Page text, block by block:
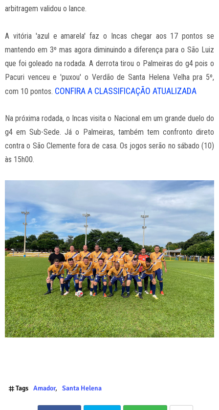
arbitragem validou o lance.
A vitória 'azul e amarela' faz o Incas chegar aos 17 pontos se
mantendo em 3º mas agora diminuindo a diferença para o São Luiz
que foi goleado na rodada. A derrota tirou o Palmeiras do g4 pois o
Pacuri venceu e 'puxou' o Verdão de Santa Helena Velha pra 5º,
com 10 pontos. CONFIRA A CLASSIFICAÇÃO ATUALIZADA
Na próxima rodada, o Incas visita o Nacional em um grande duelo do
g4 em Sub-Sede. Já o Palmeiras, também tem confronto direto
contra o São Clemente fora de casa. Os jogos serão no sábado (10)
às 15h00.
Tags Amador Santa Helena